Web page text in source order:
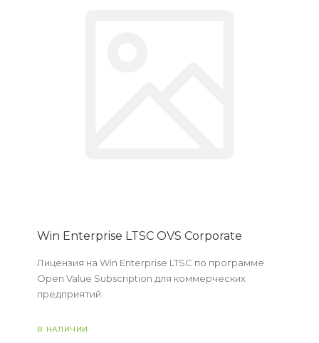
Win Enterprise LTSC OVS Corporate
Лицензия на Win Enterprise LTSC по программе
Open Value Subscription для коммерческих
предприятий.
В НАЛИЧИИ